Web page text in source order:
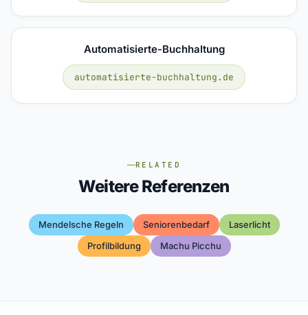
Automatisierte-Buchhaltung
automatisierte-buchhaltung.de
RELATED
Weitere Referenzen
Mendelsche Regeln Seniorenbedarf
Laserlicht
Profilbildung
Machu Picchu